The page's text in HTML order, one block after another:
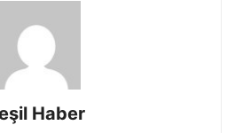
Haber